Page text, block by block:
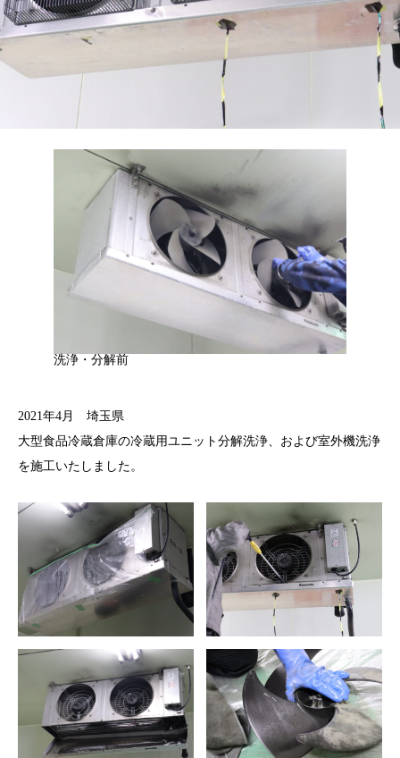
洗浄・分解前
2021年4月 埼玉県
大型食品冷蔵倉庫の冷蔵用ユニット分解洗浄、および室外機洗浄
を施工いたしました。